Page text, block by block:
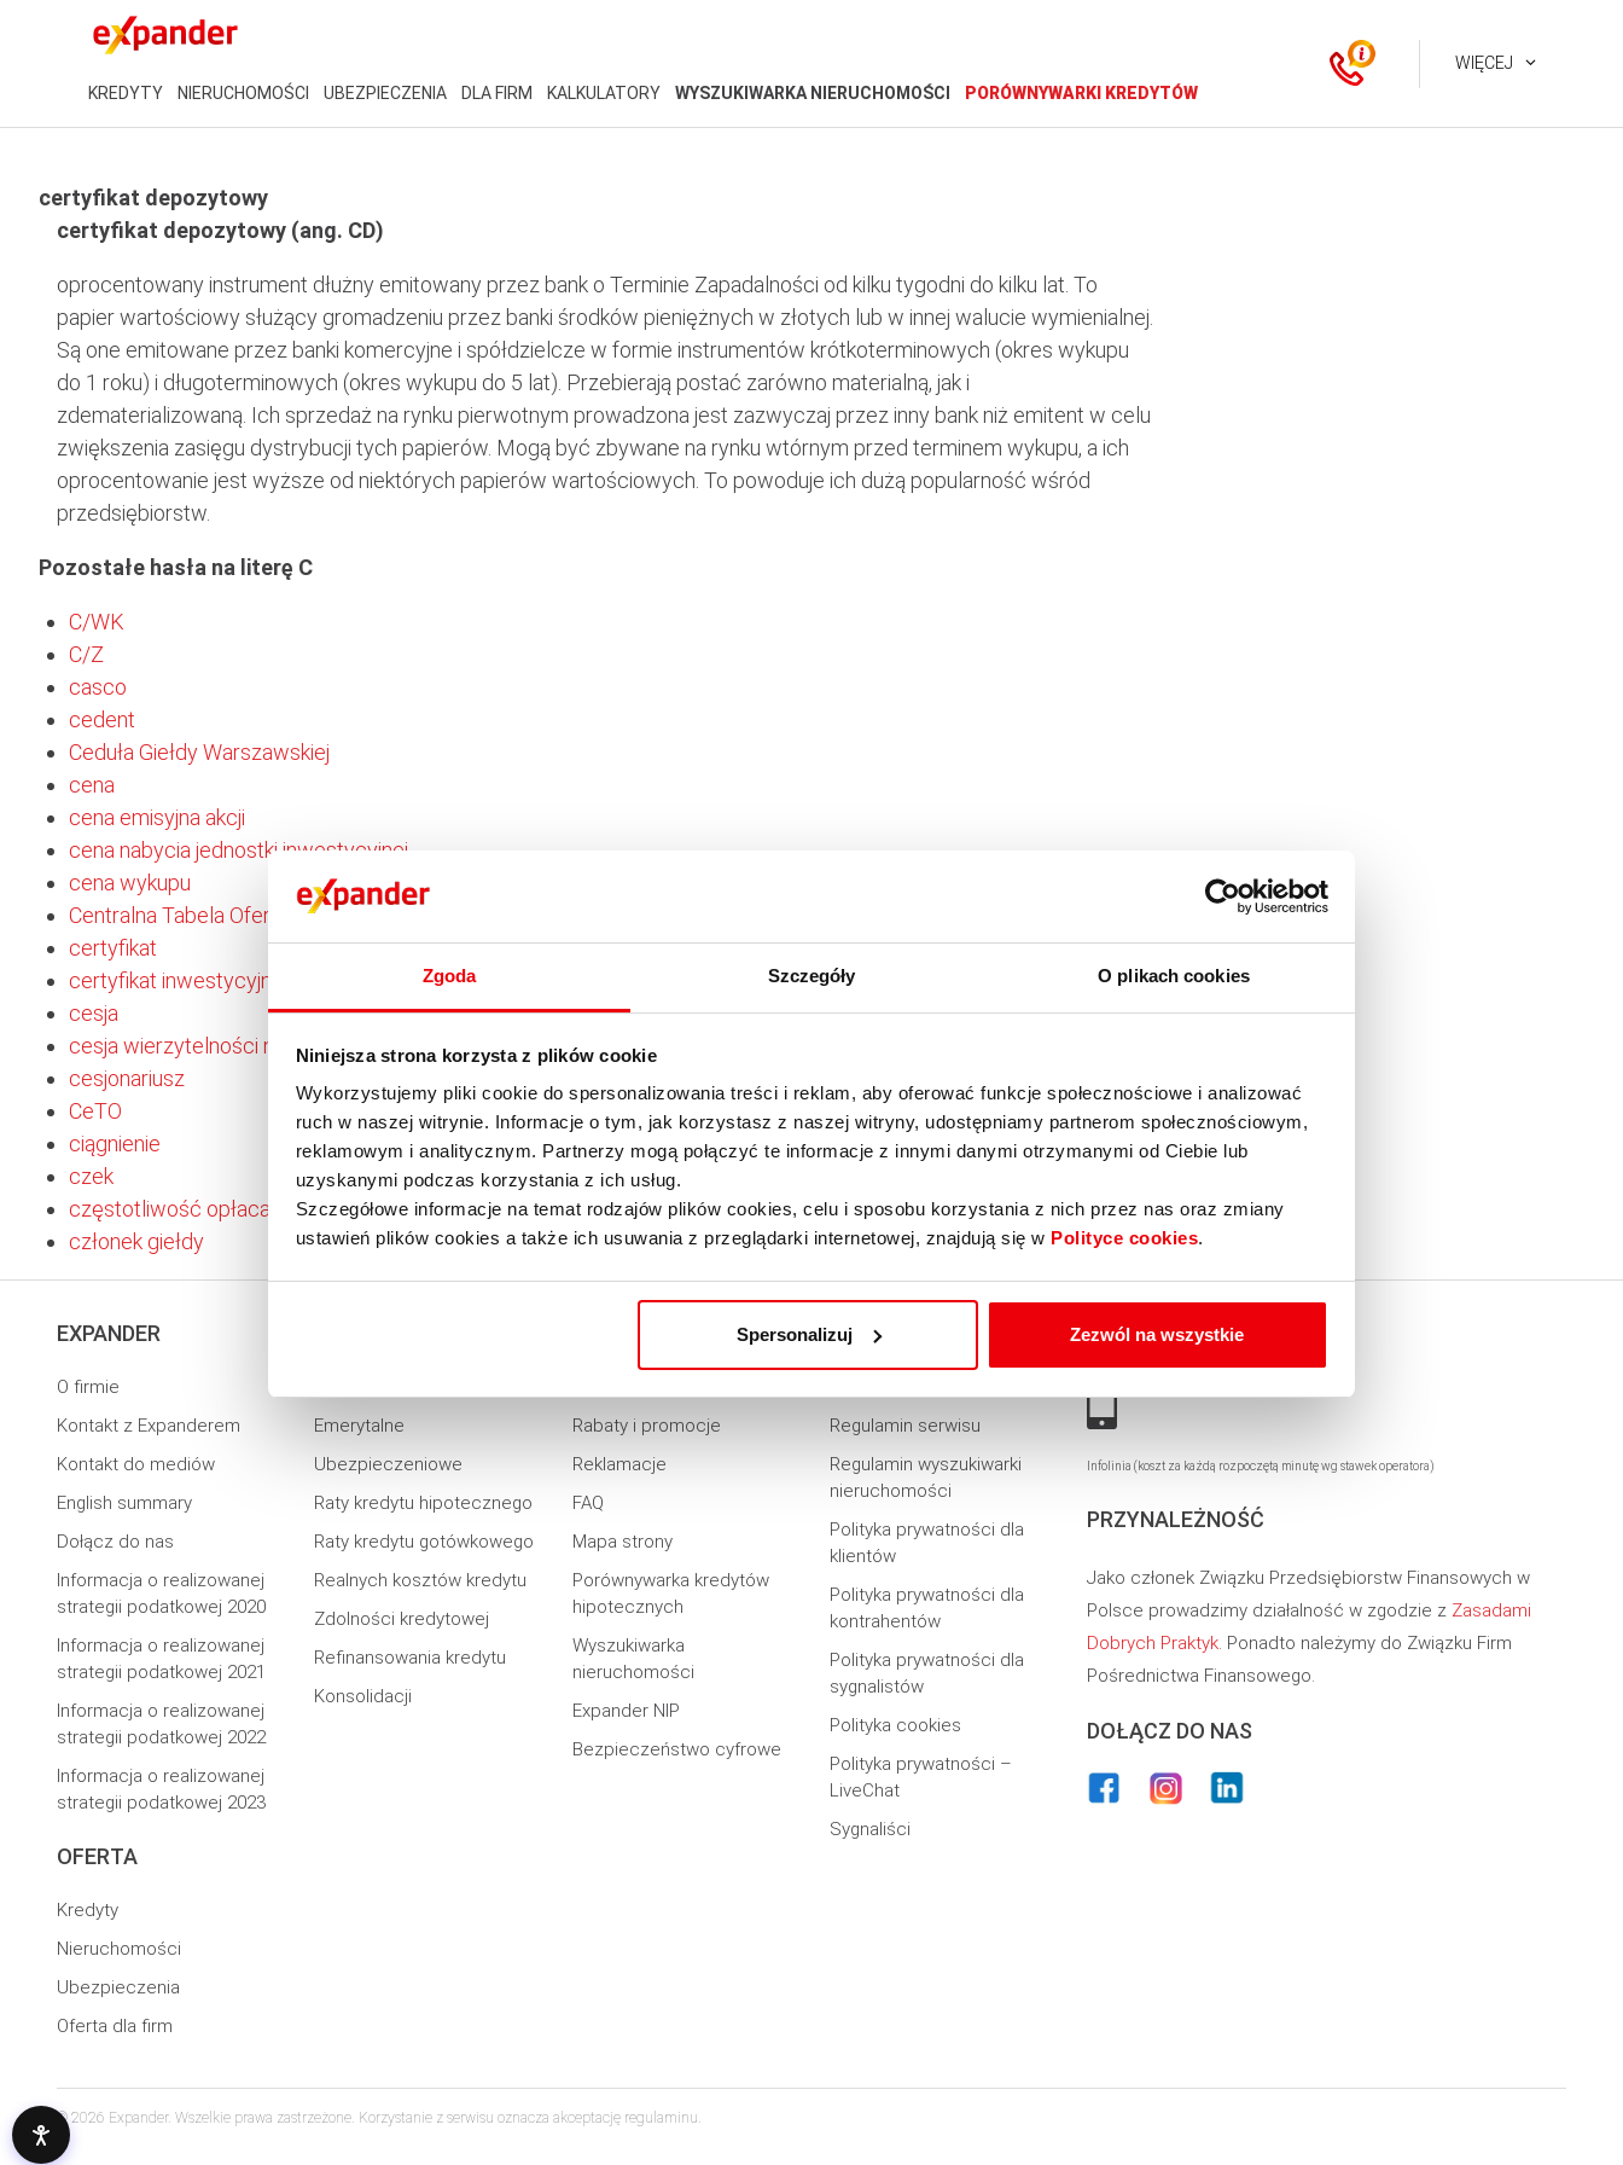
Zgoda Szczegóły O plikach cookies
Niniejsza strona korzysta z plików cookie
Wykorzystujemy pliki cookie do spersonalizowania treści i reklam, aby oferować funkcje społecznościowe i analizować
ruch w naszej witrynie. Informacje o tym, jak korzystasz z naszej witryny, udostępniamy partnerom społecznościowym,
reklamowym i analitycznym. Partnerzy mogą połączyć te informacje z innymi danymi otrzymanymi od Ciebie lub
uzyskanymi podczas korzystania z ich usług.
Szczegółowe informacje na temat rodzajów plików cookies, celu i sposobu korzystania z nich przez nas oraz zmiany
ustawień plików cookies a także ich usuwania z przeglądarki internetowej, znajdują się w Polityce cookies.
Spersonalizuj Zezwól na wszystkie
KREDYTY NIERUCHOMOŚCI UBEZPIECZENIA DLA FIRM KALKULATORY WYSZUKIWARKA NIERUCHOMOŚCI PORÓWNYWARKI KREDYTÓW
WIĘCEJ
certyfikat depozytowy
certyfikat depozytowy (ang. CD)
oprocentowany instrument dłużny emitowany przez bank o Terminie Zapadalności od kilku tygodni do kilku lat. To
papier wartościowy służący gromadzeniu przez banki środków pieniężnych w złotych lub w innej walucie wymienialnej.
Są one emitowane przez banki komercyjne i spółdzielcze w formie instrumentów krótkoterminowych (okres wykupu
do 1 roku) i długoterminowych (okres wykupu do 5 lat). Przebierają postać zarówno materialną, jak i
zdematerializowaną. Ich sprzedaż na rynku pierwotnym prowadzona jest zazwyczaj przez inny bank niż emitent w celu
zwiększenia zasięgu dystrybucji tych papierów. Mogą być zbywane na rynku wtórnym przed terminem wykupu, a ich
oprocentowanie jest wyższe od niektórych papierów wartościowych. To powoduje ich dużą popularność wśród
przedsiębiorstw.
Pozostałe hasła na literę C
C/WK
C/Z
casco
cedent
Ceduła Giełdy Warszawskiej
cena
cena emisyjna akcji
cena nabycia jednostki inwestycyjnej
cena wykupu
Centralna Tabela Ofert
certyfikat
certyfikat inwestycyjny
cesja
cesja wierzytelności na zabezpieczenie
cesjonariusz
CeTO
ciągnienie
czek
częstotliwość opłacania składki
członek giełdy
EXPANDER
O firmie
Kontakt z Expanderem
Kontakt do mediów
English summary
Dołącz do nas
Informacja o realizowanej
strategii podatkowej 2020
Informacja o realizowanej
strategii podatkowej 2021
Informacja o realizowanej
strategii podatkowej 2022
Informacja o realizowanej
strategii podatkowej 2023
OFERTA
Kredyty
Nieruchomości
Ubezpieczenia
Oferta dla firm
Emerytalne
Ubezpieczeniowe
Raty kredytu hipotecznego
Raty kredytu gotówkowego
Realnych kosztów kredytu
Zdolności kredytowej
Refinansowania kredytu
Konsolidacji
Rabaty i promocje
Reklamacje
FAQ
Mapa strony
Porównywarka kredytów
hipotecznych
Wyszukiwarka
nieruchomości
Expander NIP
Bezpieczeństwo cyfrowe
REGULAMINY
Regulamin serwisu
Regulamin wyszukiwarki
nieruchomości
Polityka prywatności dla
klientów
Polityka prywatności dla
kontrahentów
Polityka prywatności dla
sygnalistów
Polityka cookies
Polityka prywatności –
LiveChat
Sygnaliści
INFOLINIA
Infolinia (koszt za każdą rozpoczętą minutę wg stawek operatora)
PRZYNALEŻNOŚĆ
Jako członek Związku Przedsiębiorstw Finansowych w
Polsce prowadzimy działalność w zgodzie z Zasadami
Dobrych Praktyk. Ponadto należymy do Związku Firm
Pośrednictwa Finansowego.
DOŁĄCZ DO NAS
© 2026 Expander. Wszelkie prawa zastrzeżone. Korzystanie z serwisu oznacza akceptację regulaminu.